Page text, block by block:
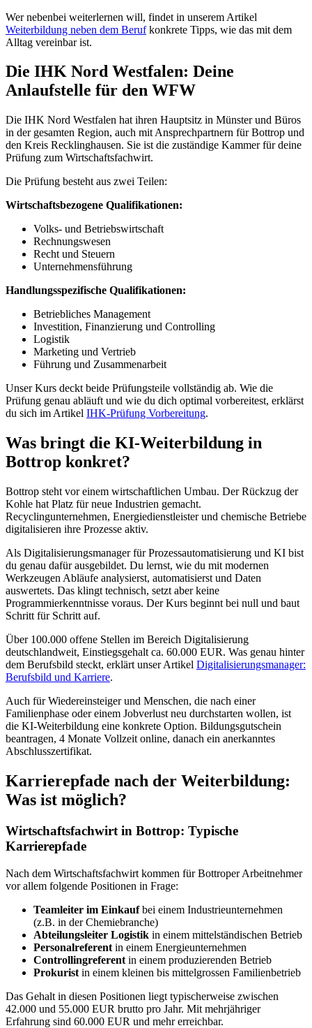
Wer nebenbei weiterlernen will, findet in unserem Artikel
Weiterbildung neben dem Berufkonkrete Tipps, wie das mit dem
Alltag vereinbar ist.
Die IHK Nord Westfalen: Deine
Anlaufstelle für den WFW
Die IHK Nord Westfalen hat ihren Hauptsitz in Münster und Büros
in der gesamten Region, auch mit Ansprechpartnern für Bottrop und
den Kreis Recklinghausen. Sie ist die zuständige Kammer für deine
Prüfung zum Wirtschaftsfachwirt.
Die Prüfung besteht aus zwei Teilen:
Wirtschaftsbezogene Qualifikationen:
Volks- und Betriebswirtschaft
Rechnungswesen
Recht und Steuern
Unternehmensführung
Handlungsspezifische Qualifikationen:
Betriebliches Management
Investition, Finanzierung und Controlling
Logistik
Marketing und Vertrieb
Führung und Zusammenarbeit
Unser Kurs deckt beide Prüfungsteile vollständig ab. Wie die
Prüfung genau abläuft und wie du dich optimal vorbereitest, erklärst
du sich im Artikel IHK-Prüfung Vorbereitung.
Was bringt die KI-Weiterbildung in
Bottrop konkret?
Bottrop steht vor einem wirtschaftlichen Umbau. Der Rückzug der
Kohle hat Platz für neue Industrien gemacht.
Recyclingunternehmen, Energiedienstleister und chemische Betriebe
digitalisieren ihre Prozesse aktiv.
Als Digitalisierungsmanager für Prozessautomatisierung und KI bist
du genau dafür ausgebildet. Du lernst, wie du mit modernen
Werkzeugen Abläufe analysierst, automatisierst und Daten
auswertets. Das klingt technisch, setzt aber keine
Programmierkenntnisse voraus. Der Kurs beginnt bei null und baut
Schritt für Schritt auf.
Über 100.000 offene Stellen im Bereich Digitalisierung
deutschlandweit, Einstiegsgehalt ca. 60.000 EUR. Was genau hinter
dem Berufsbild steckt, erklärt unser Artikel Digitalisierungsmanager:
Berufsbild und Karriere.
Auch für Wiedereinsteiger und Menschen, die nach einer
Familienphase oder einem Jobverlust neu durchstarten wollen, ist
die KI-Weiterbildung eine konkrete Option. Bildungsgutschein
beantragen, 4 Monate Vollzeit online, danach ein anerkanntes
Abschlusszertifikat.
Karrierepfade nach der Weiterbildung:
Was ist möglich?
Wirtschaftsfachwirt in Bottrop: Typische
Karrierepfade
Nach dem Wirtschaftsfachwirt kommen für Bottroper Arbeitnehmer
vor allem folgende Positionen in Frage:
Teamleiter im Einkaufbei einem Industrieunternehmen
(z.B. in der Chemiebranche)
Abteilungsleiter Logistik in einem mittelständischen Betrieb
Personalreferent in einem Energieunternehmen
Controllingreferent in einem produzierenden Betrieb
Prokurist in einem kleinen bis mittelgrossen Familienbetrieb
Das Gehalt in diesen Positionen liegt typischerweise zwischen
42.000 und 55.000 EUR brutto pro Jahr. Mit mehrjähriger
Erfahrung sind 60.000 EUR und mehr erreichbar.